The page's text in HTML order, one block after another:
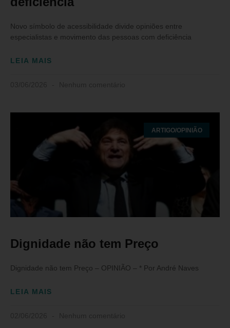
Novo símbolo de acessibilidade divide opiniões entre
especialistas e movimento das pessoas com deficiência
LEIA MAIS
ARTIGO/OPINIÃO
Dignidade não tem Preço
Dignidade não tem Preço – OPINIÃO – * Por André Naves
LEIA MAIS